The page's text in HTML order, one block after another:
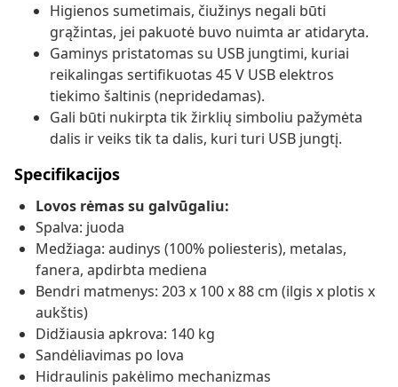
Higienos sumetimais, čiužinys negali būti
grąžintas, jei pakuotė buvo nuimta ar atidaryta.
Gaminys pristatomas su USB jungtimi, kuriai
reikalingas sertifikuotas 45 V USB elektros
tiekimo šaltinis (nepridedamas).
Gali būti nukirpta tik žirklių simboliu pažymėta
dalis ir veiks tik ta dalis, kuri turi USB jungtį.
Specifikacijos
Lovos rėmas su galvūgaliu:
Spalva: juoda
Medžiaga: audinys (100% poliesteris), metalas,
fanera, apdirbta mediena
Bendri matmenys: 203 x 100 x 88 cm (ilgis x plotis x
aukštis)
Didžiausia apkrova: 140 kg
Sandėliavimas po lova
Hidraulinis pakėlimo mechanizmas